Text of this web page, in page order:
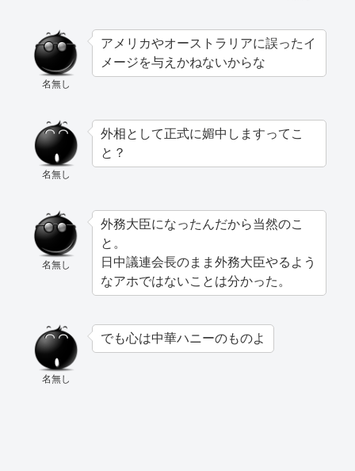
名無し
アメリカやオーストラリアに誤ったイ
メージを与えかねないからな
名無し
外相として正式に媚中しますってこ
と？
名無し
外務大臣になったんだから当然のこ
と。
日中議連会長のまま外務大臣やるよう
なアホではないことは分かった。
名無し
でも心は中華ハニーのものよ